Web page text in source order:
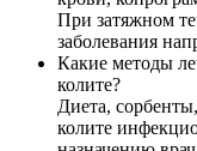
При затяжном
заболевания
Какие методы
колите?
Диета,
колите